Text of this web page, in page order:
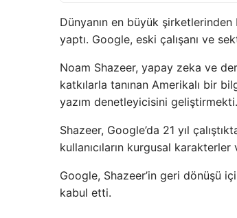
Dünyanın en büyük
yaptı. Google, eski çalışanı ve
Noam Shazeer, yapay zeka ve
katkılarla tanınan Amerikalı bir
yazım denetleyicisini geliştirmekti.
Shazeer, Google’da 21 yıl
kullanıcıların kurgusal
Google, Shazeer’in geri dönüşü
kabul etti.